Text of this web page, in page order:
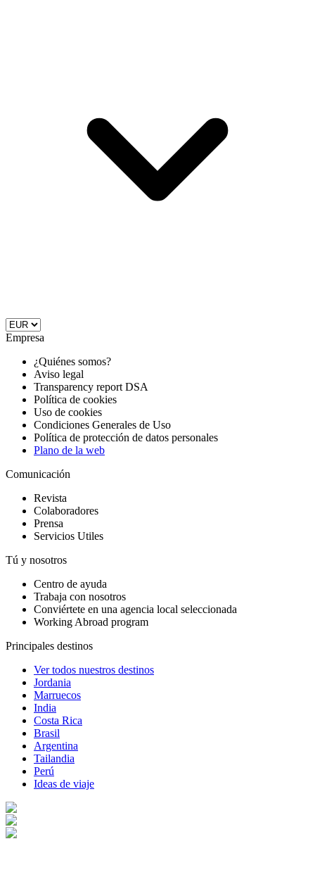
Empresa
¿Quiénes somos?
Aviso legal
Transparency report DSA
Política de cookies
Uso de cookies
Condiciones Generales de Uso
Política de protección de datos personales
Plano de la web
Comunicación
Revista
Colaboradores
Prensa
Servicios Utiles
Tú y nosotros
Centro de ayuda
Trabaja con nosotros
Conviértete en una agencia local seleccionada
Working Abroad program
Principales destinos
Ver todos nuestros destinos
Jordania
Marruecos
India
Costa Rica
Brasil
Argentina
Tailandia
Perú
Ideas de viaje